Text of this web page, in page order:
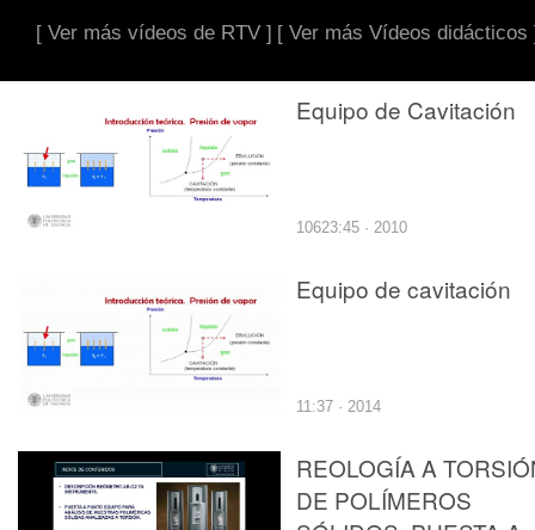
[ Ver más vídeos de RTV ] [ Ver más Vídeos didácticos
Equipo de Cavitación
10623:45 · 2010
Equipo de cavitación
11:37 · 2014
REOLOGÍA A
DE POLÍMEROS